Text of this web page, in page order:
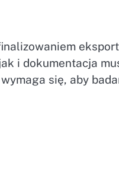
i dokumentacja
się, aby